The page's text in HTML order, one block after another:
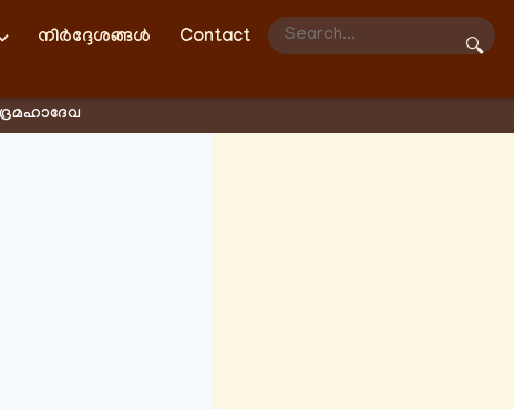
നിർദ്ദേശങ്ങൾ Contact
🔍